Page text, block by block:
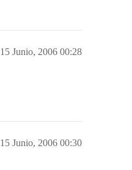
15 Junio, 2006 00:28
15 Junio, 2006 00:30